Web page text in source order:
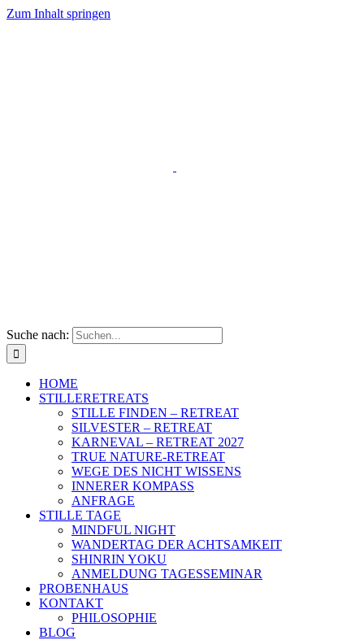
Zum Inhalt springen
Suche nach:
HOME
STILLERETREATS
STILLE FINDEN – RETREAT
SILVESTER – RETREAT
KARNEVAL – RETREAT 2027
TRUE NATURE-RETREAT
WEGE DES NICHT WISSENS
INNERER KOMPASS
ANFRAGE
STILLE TAGE
MINDFUL NIGHT
WANDERTAG DER ACHTSAMKEIT
SHINRIN YOKU
ANMELDUNG TAGESSEMINAR
PROBENHAUS
KONTAKT
PHILOSOPHIE
BLOG